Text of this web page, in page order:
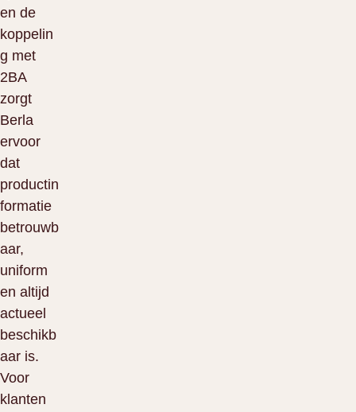
en de
koppelin
g met
2BA
zorgt
Berla
ervoor
dat
productin
formatie
betrouwb
aar,
uniform
en altijd
actueel
beschikb
aar is.
Voor
klanten